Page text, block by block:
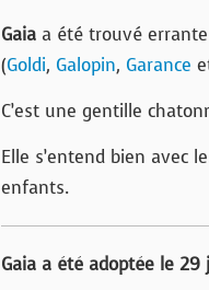
Gaia a été trouvé errante
(Goldi, Galopin, Garance
C’est une gentille
Elle s’entend bien avec
enfants.
Gaia a été adoptée le